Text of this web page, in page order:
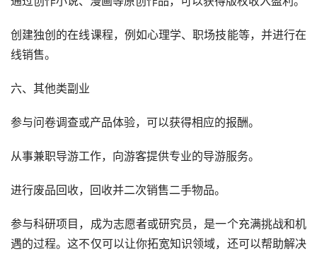
创建独创的在线课程，例如心理学、职场技能等，并进行在
线销售。
六、其他类副业
参与问卷调查或产品体验，可以获得相应的报酬。
从事兼职导游工作，向游客提供专业的导游服务。
进行废品回收，回收并二次销售二手物品。
参与科研项目，成为志愿者或研究员，是一个充满挑战和机
遇的过程。这不仅可以让你拓宽知识领域，还可以帮助解决